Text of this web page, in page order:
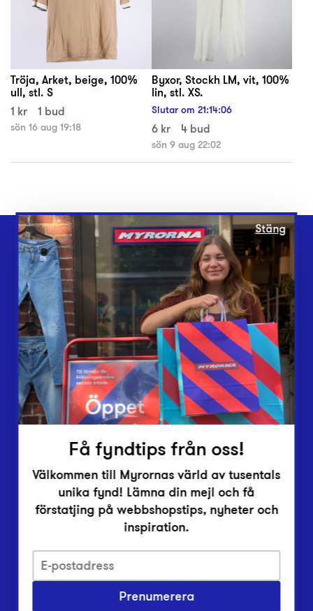
Tröja, Arket, beige, 100%
ull, stl. S
1 kr
1 bud
sön 16 aug 19:18
Byxor, Stockh LM, vit, 100%
lin, stl. XS.
Slutar om 21:14:05
6 kr 4 bud
sön 9 aug 22:02
Webbshop
Butiker
Lämna in
Vårt överskott
Inlämningsplatser
Om Myrorna
Lediga jobb
Pressrum
Integritetsskyddspolicy
Har du frågor om onlineköp, leverans eller retur?
Stäng
Få fyndtips från oss!
Välkommen till Myrornas värld av tusentals
unika fynd! Lämna din mejl och få
förstatjing på webbshopstips, nyheter och
inspiration.
Prenumerera